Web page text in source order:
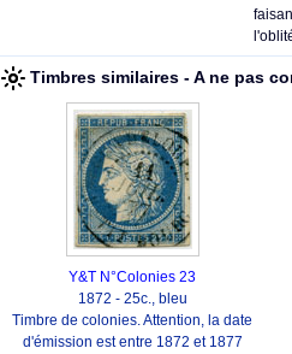
Timbres similaires - A ne pas
Y&T N°Colonies 23
1872 - 25c., bleu
Timbre de colonies. Attention, la date
d'émission est entre 1872 et 1877